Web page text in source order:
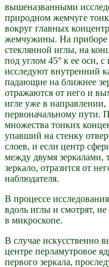
вышеназванными
природном жемчуге
вокруг главных
жемчужины. На приборе
стеклянной иглы, на
под углом 45° к ее оси,
исследуют внутренний
падающие на ближнее
отражаются от него и
игле уже в
первоначальному пути.
множества тонких
упавший на стенку
слоев, и если центр
между двумя зеркалами,
зеркало, отразится от
наблюдателя.
В процессе
вдоль иглы и смотрят,
в микроскопе.
В случае
центре перламутровое
первого зеркала,